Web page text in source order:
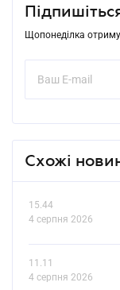
Щопонеділка
Схожі
15.44
4 серпня 2026
11.11
4 серпня 2026